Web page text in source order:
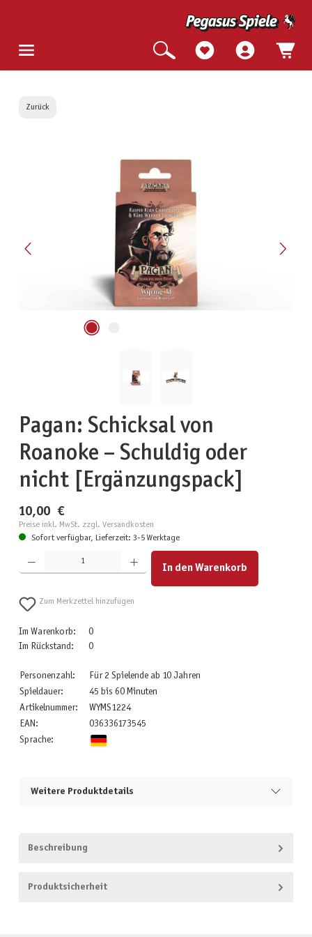
Zurück
Bildergalerie überspringen
Pagan: Schicksal von
Roanoke – Schuldig oder
nicht [Ergänzungspack]
10,00 €
Preise inkl. MwSt. zzgl. Versandkosten
Sofort verfügbar, Lieferzeit: 3-5 Werktage
Produkt Anzahl: Gib den gewünschten Wert ein oder benutze die Schaltflächen um die Anzahl zu
In den Warenkorb
Zum Merkzettel hinzufügen
Im Warenkorb:
0
Im Rückstand:
0
Personenzahl:
Für 2 Spielende ab 10 Jahren
Spieldauer:
45 bis 60 Minuten
Artikelnummer:
WYMS1224
EAN:
036336173545
Sprache:
Weitere Produktdetails
Beschreibung
Produktsicherheit